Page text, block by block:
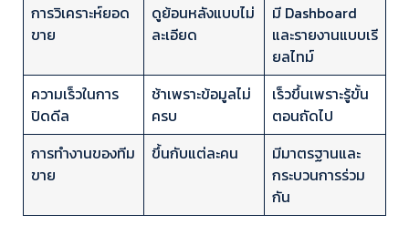
การวิเคราะห์ยอด
ขาย
ดูย้อนหลังแบบไม่
ละเอียด
มี Dashboard
และรายงานแบบเรี
ยลไทม์
ความเร็วในการ
ปิดดีล
ช้าเพราะข้อมูลไม่
ครบ
เร็วขึ้นเพราะรู้ขั้น
ตอนถัดไป
การทำงานของทีม
ขาย
ขึ้นกับแต่ละคน
มีมาตรฐานและ
กระบวนการร่วม
กัน